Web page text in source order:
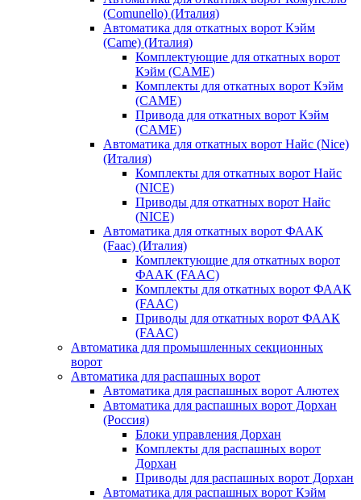
(Comunello) (Италия)
Автоматика для откатных ворот Кэйм
(Came) (Италия)
Комплектующие для откатных ворот
Кэйм (CAME)
Комплекты для откатных ворот Кэйм
(CAME)
Привода для откатных ворот Кэйм
(CAME)
Автоматика для откатных ворот Найс (Nice)
(Италия)
Комплекты для откатных ворот Найс
(NICE)
Приводы для откатных ворот Найс
(NICE)
Автоматика для откатных ворот ФААК
(Faac) (Италия)
Комплектующие для откатных ворот
ФААК (FAAC)
Комплекты для откатных ворот ФААК
(FAAC)
Приводы для откатных ворот ФААК
(FAAC)
Автоматика для промышленных секционных
ворот
Автоматика для распашных ворот
Автоматика для распашных ворот Алютех
Автоматика для распашных ворот Дорхан
(Россия)
Блоки управления Дорхан
Комплекты для распашных ворот
Дорхан
Приводы для распашных ворот Дорхан
Автоматика для распашных ворот Кэйм